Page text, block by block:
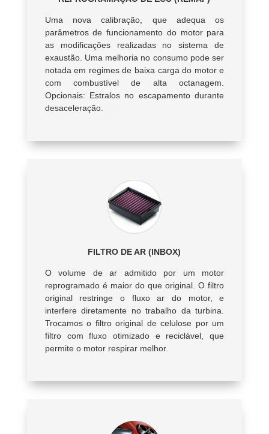
Uma nova calibração, que adequa os
parâmetros de funcionamento do motor para
as modificações realizadas no sistema de
exaustão. Uma melhoria no consumo pode ser
notada em regimes de baixa carga do motor e
com combustível de alta octanagem.
Opcionais: Estralos no escapamento durante
desaceleração.
FILTRO DE AR (INBOX)
O volume de ar admitido por um motor
reprogramado é maior do que original. O filtro
original restringe o fluxo ar do motor, e
interfere diretamente no trabalho da turbina.
Trocamos o filtro original de celulose por um
filtro com fluxo otimizado e reciclável, que
permite o motor respirar melhor.